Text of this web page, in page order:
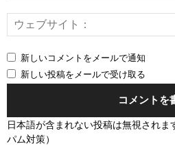
新しいコメントをメールで通知
新しい投稿をメールで受け取る
日本語が含まれない投稿は無視され
パム対策）